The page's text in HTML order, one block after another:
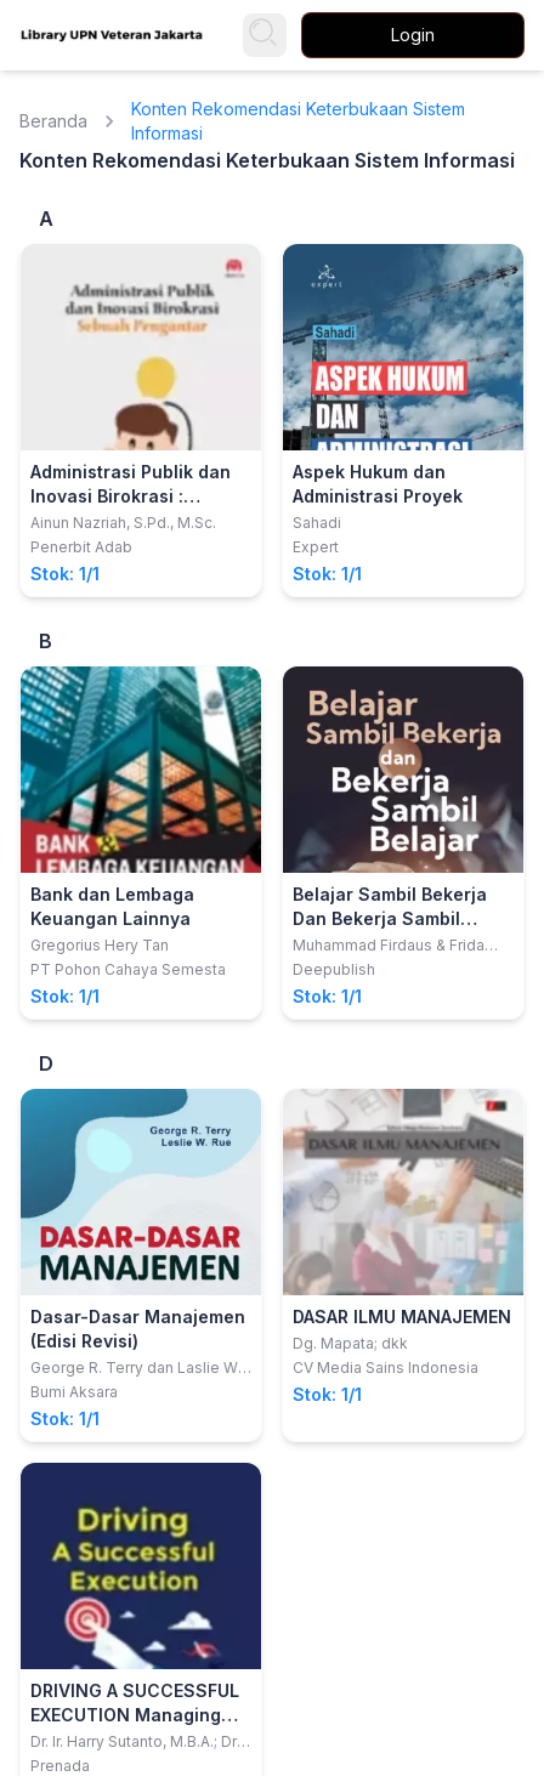
Login
Beranda
Konten Rekomendasi Keterbukaan Sistem
Informasi
Konten Rekomendasi Keterbukaan Sistem Informasi
A
Administrasi Publik dan
Inovasi Birokrasi :
Sebuah Pengantar
Ainun Nazriah, S.Pd., M.Sc.
Penerbit Adab
Stok: 1/1
Aspek Hukum dan
Administrasi Proyek
Sahadi
Expert
Stok: 1/1
B
Bank dan Lembaga
Keuangan Lainnya
Gregorius Hery Tan
PT Pohon Cahaya Semesta
Stok: 1/1
Belajar Sambil Bekerja
Dan Bekerja Sambil
Belajar
Muhammad Firdaus & Frida
Chairunisa
Deepublish
Stok: 1/1
D
Dasar-Dasar Manajemen
(Edisi Revisi)
George R. Terry dan Laslie W.
Rue
Bumi Aksara
Stok: 1/1
DASAR ILMU MANAJEMEN
Dg. Mapata; dkk
CV Media Sains Indonesia
Stok: 1/1
DRIVING A SUCCESSFUL
EXECUTION Managing
Strategic Initiatives with
an Effective Project
Dr. Ir. Harry Sutanto, M.B.A.; Dr.
Mohammad Ichsan, Dipl.Ing.,
Prenada